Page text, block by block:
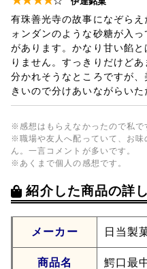
有珠善光寺の故事になぞら
ォンダンのような砂糖が入
があります。かなり甘い餡
りません。すっきりだけど
分かれそうなところですが
きいので分けあいながらいた
※感想はもらえなかったので私で
※職場や友人へ配っていて、お味
ん。一言コメントが多いです。
※あくまで個人の感想です。
紹介した商品の詳
メーカー 日当製
商品名 鰐口最